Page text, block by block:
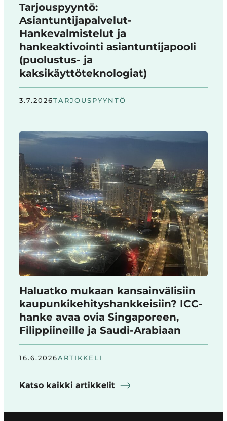
Tarjouspyyntö:
Asiantuntijapalvelut-
Hankevalmistelut ja
hankeaktivointi asiantuntijapooli
(puolustus- ja
kaksikäyttöteknologiat)
3.7.2026TARJOUSPYYNTÖ
Haluatko mukaan kansainvälisiin
kaupunkikehityshankkeisiin? ICC-
hanke avaa ovia Singaporeen,
Filippiineille ja Saudi-Arabiaan
16.6.2026ARTIKKELI
Katso kaikki artikkelit